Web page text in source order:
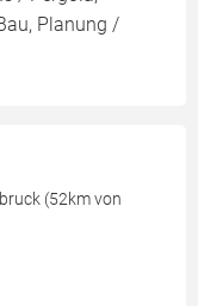
Planung /
(52km von